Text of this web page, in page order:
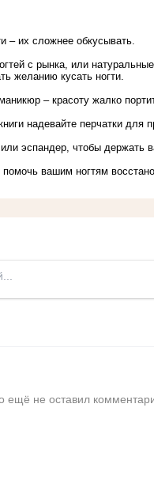
– их сложнее обкусывать.
с рынка, или
желанию кусать ногти.
– красоту жалко
надевайте перчатки для
эспандер, чтобы держать
вашим ногтям
ещё не оставил